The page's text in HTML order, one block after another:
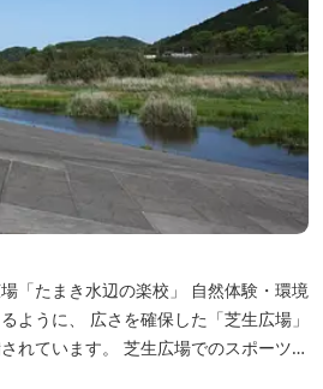
「たまき水辺の楽校」 自然体験・環境
ように、 広さを確保した「芝生広場」
生広場でのスポーツや
での乗り入れも可能なため、オートキ